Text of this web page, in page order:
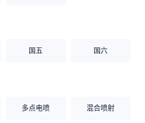
国五 国六
多点电喷 混合喷射